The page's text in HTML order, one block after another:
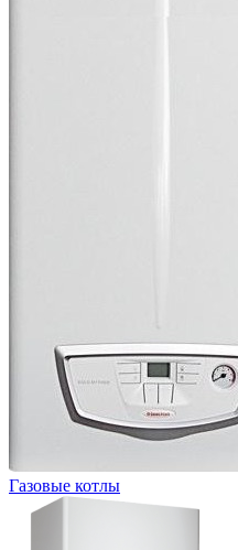
Газовые котлы